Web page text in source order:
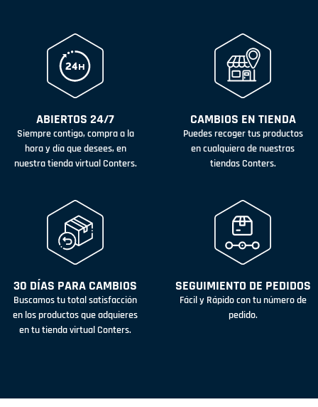
ABIERTOS 24/7
Siempre contigo, compra a la
hora y día que desees, en
nuestra tienda virtual Conters.
CAMBIOS EN TIENDA
Puedes recoger tus productos
en cualquiera de nuestras
tiendas Conters.
30 DÍAS PARA CAMBIOS
Buscamos tu total satisfacción
en los productos que adquieres
en tu tienda virtual Conters.
SEGUIMIENTO DE PEDIDOS
Fácil y Rápido con tu número de
pedido.